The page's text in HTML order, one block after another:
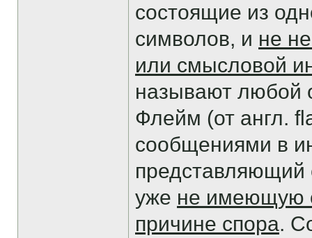
состоящие из
символов, и не
или смысловой
называют любой
Флейм (от англ.
сообщениями в
представляющий
уже не имеющую
причине спора.